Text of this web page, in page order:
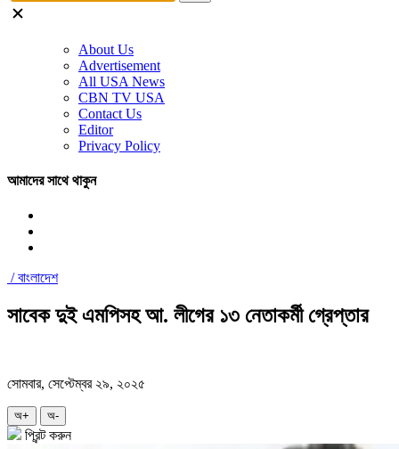
About Us
Advertisement
All USA News
CBN TV USA
Contact Us
Editor
Privacy Policy
আমাদের সাথে থাকুন
/বাংলাদেশ
সাবেক দুই এমপিসহ আ. লীগের ১৩ নেতাকর্মী গ্রেপ্তার
সোমবার, সেপ্টেম্বর ২৯, ২০২৫
অ+ অ-
প্রিন্ট করুন